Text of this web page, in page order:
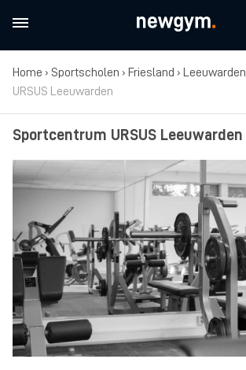
Home › Sportscholen › Friesland › Leeuwarden
URSUS Leeuwarden
Sportcentrum URSUS Leeuwarden